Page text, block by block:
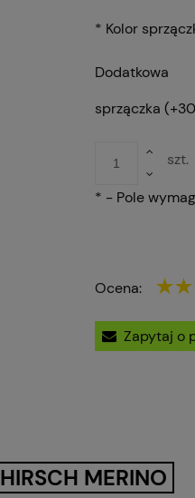
* Kolor
Dodatkowa
sprzączka (+30
szt.
* - Pole
Ocena:
Zapytaj o
HIRSCH MERINO